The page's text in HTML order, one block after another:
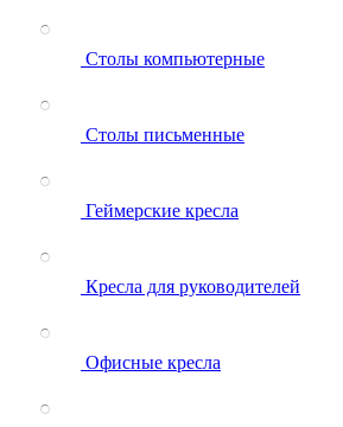
Столы компьютерные
Столы письменные
Геймерские кресла
Кресла для руководителей
Офисные кресла